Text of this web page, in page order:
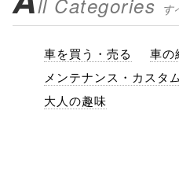
ll Categories す
車を買う・売る
車の
メンテナンス・カスタム
大人の趣味